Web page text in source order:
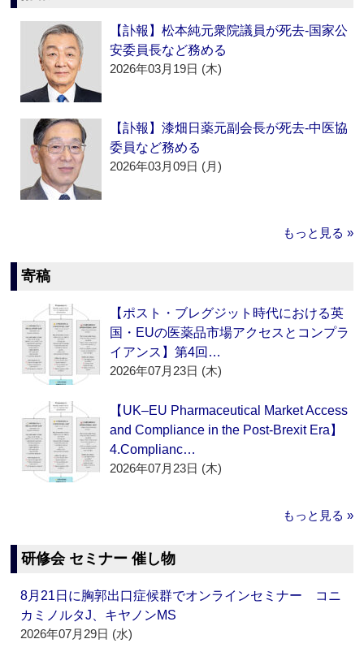
【訃報】松本純元衆院議員が死去‐国家公
安委員長など務める
2026年03月19日 (木)
【訃報】漆畑日薬元副会長が死去‐中医協
委員など務める
2026年03月09日 (月)
もっと見る »
寄稿
【ポスト・ブレグジット時代における英
国・EUの医薬品市場アクセスとコンプラ
イアンス】第4回…
2026年07月23日 (木)
【UK–EU Pharmaceutical Market Access
and Compliance in the Post-Brexit Era】
4.Complianc…
2026年07月23日 (木)
もっと見る »
研修会 セミナー 催し物
8月21日に胸郭出口症候群でオンラインセミナー コニ
カミノルタJ、キヤノンMS
2026年07月29日 (水)